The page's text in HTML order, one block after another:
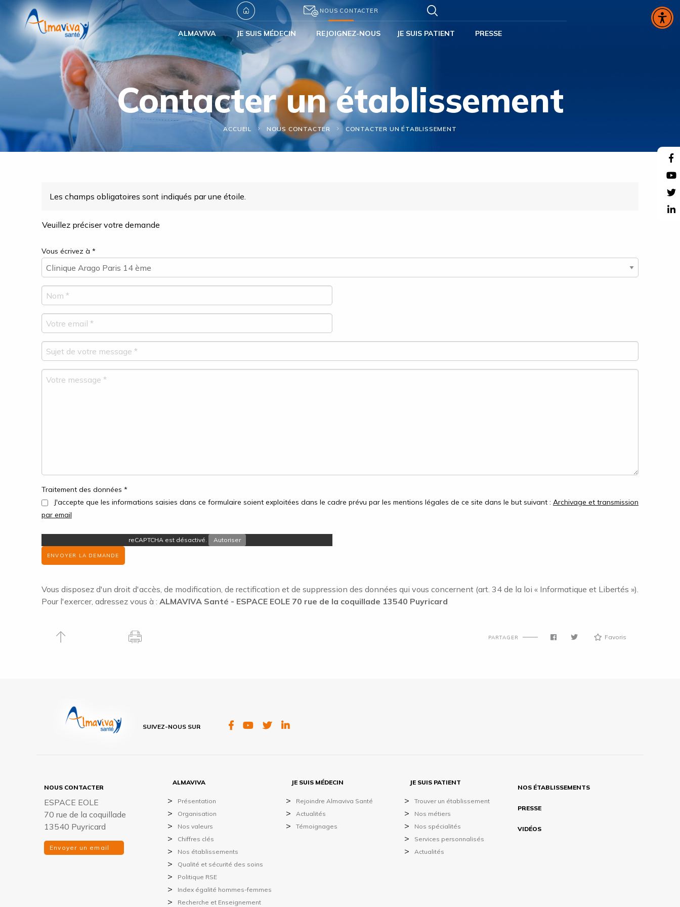
NOUS CONTACTER
ALMAVIVA JE SUIS MÉDECIN REJOIGNEZ-NOUS JE SUIS PATIENT PRESSE
Contacter un établissement
ACCUEIL NOUS CONTACTER CONTACTER UN ÉTABLISSEMENT
Les champs obligatoires sont indiqués par une étoile.
Veuillez préciser votre demande
Vous écrivez à *
Traitement des données *
J'accepte que les informations saisies dans ce formulaire soient exploitées dans le cadre prévu par les mentions légales de ce site dans le but suivant : Archivage et transmission
par email
reCAPTCHA est désactivé. Autoriser
ENVOYER LA DEMANDE
Vous disposez d'un droit d'accès, de modification, de rectification et de suppression des données qui vous concernent (art. 34 de la loi « Informatique et Libertés »).
Pour l'exercer, adressez vous à : ALMAVIVA Santé - ESPACE EOLE 70 rue de la coquillade 13540 Puyricard
PARTAGER Favoris
SUIVEZ-NOUS SUR FACEBOOKYOUTUBETWITTER
NOUS CONTACTER
ESPACE EOLE
70 rue de la coquillade
13540 Puyricard
Envoyer un email
ALMAVIVA
Présentation
Organisation
Nos valeurs
Chiffres clés
Nos établissements
Qualité et sécurité des soins
Politique RSE
Index égalité hommes-femmes
Recherche et Enseignement
JE SUIS MÉDECIN
Rejoindre Almaviva Santé
Actualités
Témoignages
JE SUIS PATIENT
Trouver un établissement
Nos métiers
Nos spécialités
Services personnalisés
Actualités
NOS ÉTABLISSEMENTS
PRESSE
VIDÉOS
Panneau de gestion des cookies